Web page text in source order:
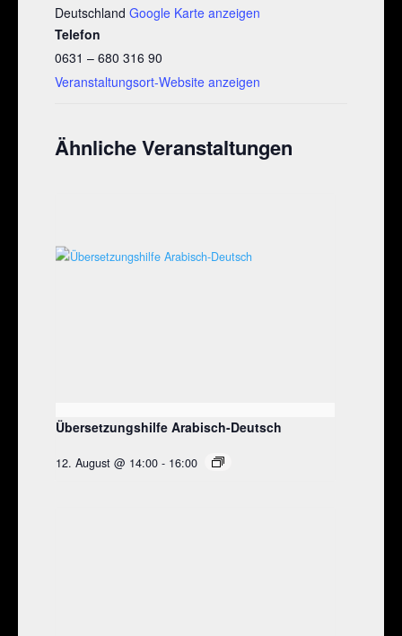
Deutschland Google Karte anzeigen
Telefon
0631 – 680 316 90
Veranstaltungsort-Website anzeigen
Ähnliche Veranstaltungen
Übersetzungshilfe Arabisch-Deutsch
12. August @ 14:00 - 16:00